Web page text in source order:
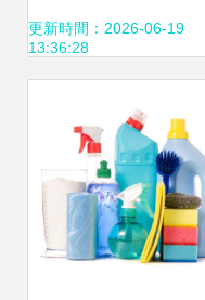
買消毒產品這些知
更新時間：2026-06-19
13:36:28